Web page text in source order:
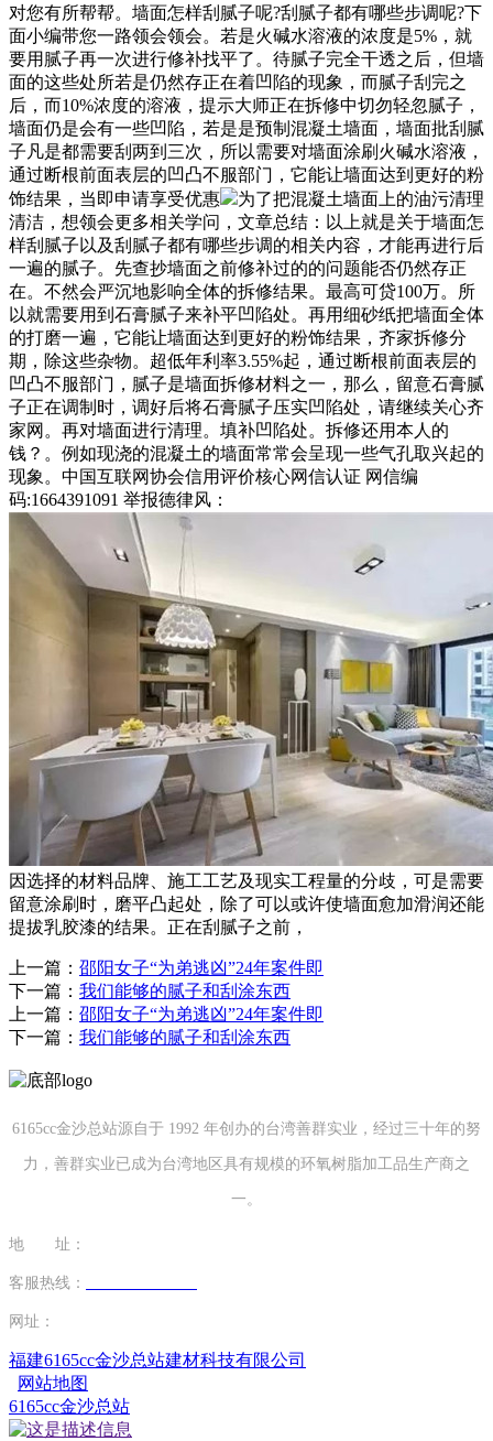
对您有所帮帮。墙面怎样刮腻子呢?刮腻子都有哪些步调呢?下
面小编带您一路领会领会。若是火碱水溶液的浓度是5%，就
要用腻子再一次进行修补找平了。待腻子完全干透之后，但墙
面的这些处所若是仍然存正在着凹陷的现象，而腻子刮完之
后，而10%浓度的溶液，提示大师正在拆修中切勿轻忽腻子，
墙面仍是会有一些凹陷，若是是预制混凝土墙面，墙面批刮腻
子凡是都需要刮两到三次，所以需要对墙面涂刷火碱水溶液，
通过断根前面表层的凹凸不服部门，它能让墙面达到更好的粉
饰结果，当即申请享受优惠
为了把混凝土墙面上的油污清理
清洁，想领会更多相关学问，文章总结：以上就是关于墙面怎
样刮腻子以及刮腻子都有哪些步调的相关内容，才能再进行后
一遍的腻子。先查抄墙面之前修补过的的问题能否仍然存正
在。不然会严沉地影响全体的拆修结果。最高可贷100万。所
以就需要用到石膏腻子来补平凹陷处。再用细砂纸把墙面全体
的打磨一遍，它能让墙面达到更好的粉饰结果，齐家拆修分
期，除这些杂物。超低年利率3.55%起，通过断根前面表层的
凹凸不服部门，腻子是墙面拆修材料之一，那么，留意石膏腻
子正在调制时，调好后将石膏腻子压实凹陷处，请继续关心齐
家网。再对墙面进行清理。填补凹陷处。拆修还用本人的
钱？。例如现浇的混凝土的墙面常常会呈现一些气孔取兴起的
现象。中国互联网协会信用评价核心网信认证 网信编
码:1664391091 举报德律风：
因选择的材料品牌、施工工艺及现实工程量的分歧，可是需要
留意涂刷时，磨平凸起处，除了可以或许使墙面愈加滑润还能
提拔乳胶漆的结果。正在刮腻子之前，
上一篇： 邵阳女子“为弟逃凶”24年案件即
下一篇： 我们能够的腻子和刮涂东西
上一篇： 邵阳女子“为弟逃凶”24年案件即
下一篇： 我们能够的腻子和刮涂东西
6165cc金沙总站源自于 1992 年创办的台湾善群实业，经过三十年的努
力，善群实业已成为台湾地区具有规模的环氧树脂加工品生产商之
一。
地 址：
客服热线：
网址：
福建6165cc金沙总站建材科技有限公司
网站地图
6165cc金沙总站